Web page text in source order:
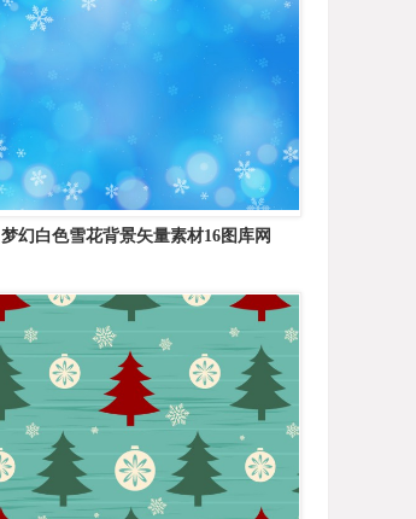
梦幻白色雪花背景矢量素材16图库网